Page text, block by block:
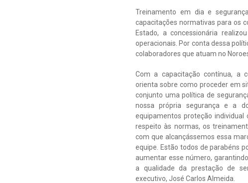
Treinamento em dia e
capacitações normativas para os
Estado, a concessionária
operacionais. Por conta dessa
colaboradores que atuam no
Com a capacitação contínua, a
orienta sobre como proceder em
conjunto uma política de
nossa própria segurança e a
equipamentos proteção individual
respeito às normas, os
com que alcançássemos essa
equipe. Estão todos de parabéns
aumentar esse número,
a qualidade da prestação de
executivo, José Carlos Almeida.